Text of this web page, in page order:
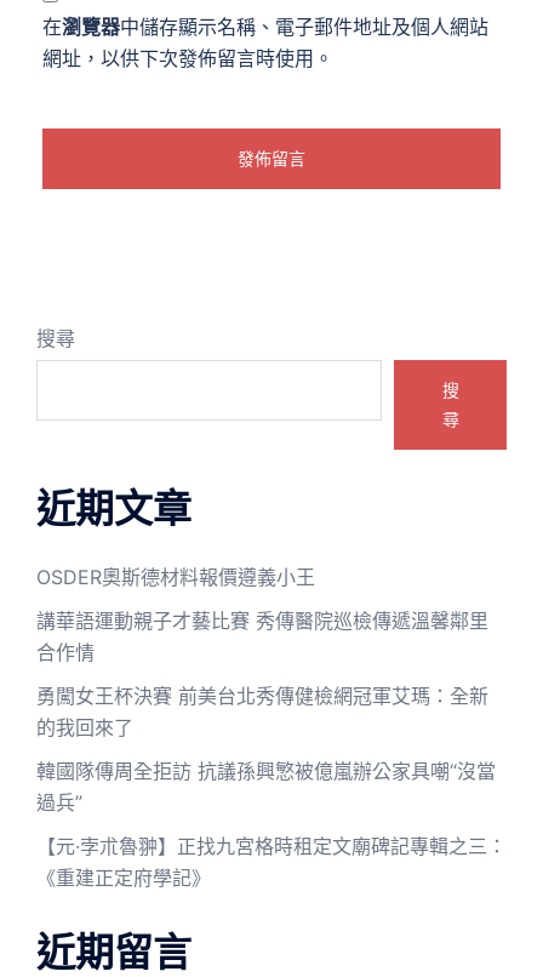
在瀏覽器中儲存顯示名稱、電子郵件地址及個人網站
網址，以供下次發佈留言時使用。
搜尋
搜
尋
近期文章
OSDER奧斯德材料報價遵義小王
講華語運動親子才藝比賽 秀傳醫院巡檢傳遞溫馨鄰里
合作情
勇闖女王杯決賽 前美台北秀傳健檢網冠軍艾瑪：全新
的我回來了
韓國隊傳周全拒訪 抗議孫興慜被億嵐辦公家具嘲“沒當
過兵”
【元·孛朮魯翀】正找九宮格時租定文廟碑記專輯之三：
《重建正定府學記》
近期留言